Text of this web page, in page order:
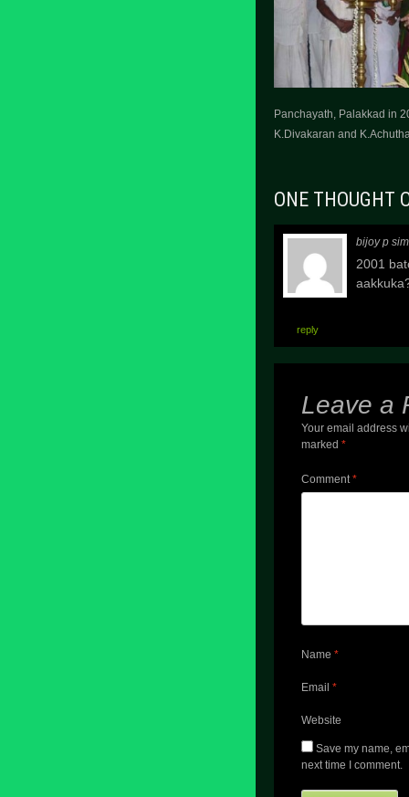
Panchayath, Palakkad in
K.Divakaran and
ONE THOUGHT
bijoy p
2001
reply
Leave a
Your email address
marked *
Comment *
Name *
Email *
Website
Save my name,
next time I comment.